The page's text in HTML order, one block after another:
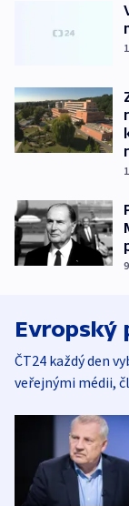
Evropský
ČT24 každý den
veřejnými médii,